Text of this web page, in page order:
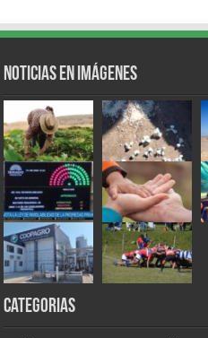
Noticias en Imágenes
Categorias